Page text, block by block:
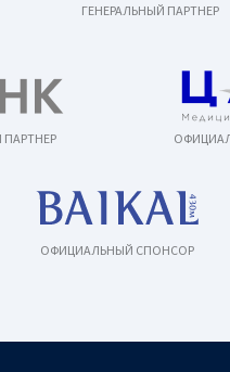
ГЕНЕРАЛЬНЫЙ ПАРТНЕР
ПАРТНЕР
ОФИЦИАЛЬНЫЙ СПОНСОР